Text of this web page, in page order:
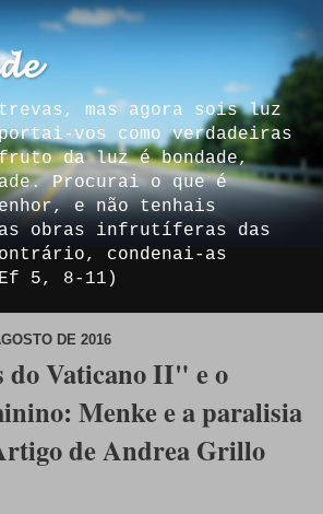
mas agora sois luz
vos como verdadeiras
da luz é bondade,
Procurai o que é
e não tenhais
obras infrutíferas das
condenai-as
5, 8-11)
DE 2016
do Vaticano II" e o
Menke e a paralisia
de Andrea Grillo